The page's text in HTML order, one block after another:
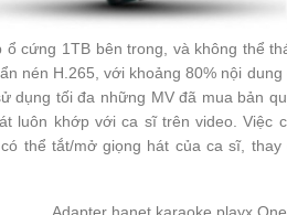
cứng 1TB bên trong, và không thể
nén H.265, với khoảng 80% nội
dụng tối đa những MV đã mua bản
luôn khớp với ca sĩ trên video. Việc
thể tắt/mở giọng hát của ca sĩ,